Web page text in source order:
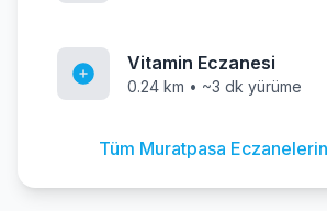
Vitamin Eczanesi
0.24 km • ~3 dk yürüme
Tüm Muratpasa